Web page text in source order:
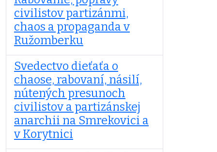
civilistov partizánmi,
chaos a propaganda v
Ružomberku
Svedectvo dieťaťa o
chaose, rabovaní, násilí,
nútených presunoch
civilistov a partizánskej
anarchii na Smrekovici a
v Korytnici